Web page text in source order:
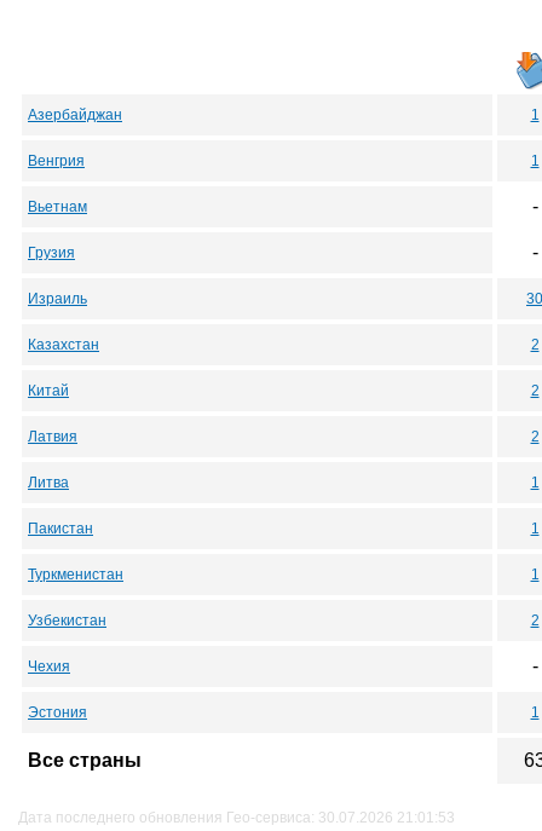
Азербайджан 1
Венгрия 1
Вьетнам -
Грузия -
Израиль 30
Казахстан 2
Китай 2
Латвия 2
Литва 1
Пакистан 1
Туркменистан 1
Узбекистан 2
Чехия -
Эстония 1
Все страны
Дата последнего обновления Гео-сервиса: 30.07.2026 21:01:53